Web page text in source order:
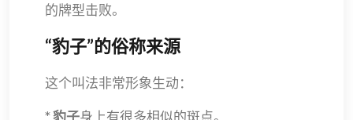
的牌型击败。
“豹子”的俗称来源
这个叫法非常形象生动：
*豹子身上有很多相似的斑点。